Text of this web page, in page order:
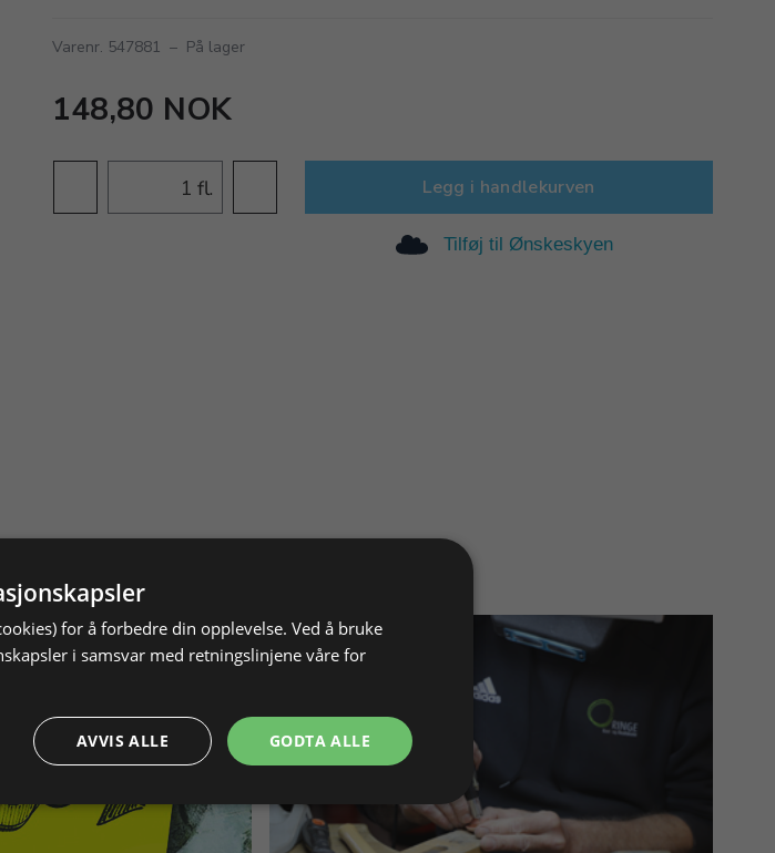
Varenr. 547881 – På lager
148,80 NOK
fl. Legg i handlekurven
Tilføj til Ønskeskyen
for å forbedre din opplevelse. Ved å bruke
i samsvar med retningslinjene våre for
GODTA ALLE
AVVIS ALLE